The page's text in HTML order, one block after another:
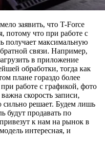
заявить, что T-Force
потому что при работе с
получает максимальную
связи. Например,
в приложение
обработки, тогда как
плане гораздо более
работе с графикой, фото
скорость записи,
сильно решает. Будем лишь
будут продавать по
к нам на рынок в
интересная, и